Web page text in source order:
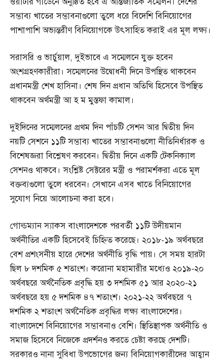
সম্ভাব্য খাতের সম্ভাবনাগুলো তুলে ধরে বিদেশি বিনিয়োগের
পাশাপাশি অভ্যন্তরীণ বিনিয়োগকে উৎসাহিত করাই এর মূল লক্ষ্য।
সরাসরি ও ভার্চুয়াল, দুইভাবে এ সম্মেলনে যুক্ত হবেন
অংশগ্রহণকারীরা। সম্মেলনের উদ্বোধনী দিনে উপস্থিত থাকবেন
প্রধানমন্ত্রী শেখ হাসিনা। শেষ দিন প্রধান অতিথি হিসেবে উপস্থিত
থাকবেন অর্থমন্ত্রী আ হ ম মুস্তফা কামাল।
দুইদিনের সম্মেলনের প্রথম দিন পাঁচটি সেশন আর দ্বিতীয় দিন
নয়টি সেশনে ১১টি সম্ভাব্য খাতের সম্ভাবনাগুলো নীতিনির্ধারক ও
বিশেষজ্ঞরা বিশ্লেষণ করবেন। দ্বিতীয় দিনে একটি টেকনিক্যাল
সেশনও থাকবে। সংশ্লিষ্ট সেক্টরের মন্ত্রী ও পরামর্শকরা এতে মূল
বক্তব্যগুলো তুলে ধরবেন। সেখানে এসব খাতে বিনিয়োগের
সুযোগ নিয়ে আলোচনা করা হবে।
গোল্ডম্যান স্যাকস বাংলাদেশকে পরবর্তী ১১টি উদীয়মান
অর্থনীতির একটি হিসেবেই চিহ্নিত করেছে। ২০১৮-১৯ অর্থবছরে
বেশ প্রশংসনীয় হারে দেশের অর্থনীতি বৃদ্ধি পায়। সে সময় হারটা
ছিল ৮ দশমিক ৫ শতাংশ। করোনা মহামারীর মধ্যেও ২০১৯-২০
অর্থবছরে অর্থনৈতিক প্রবৃদ্ধি হয় ৩ দশমিক ৫১ আর ২০২০-২১
অর্থবছরে হয় ৫ দশমিক ৪৭ শতাংশ। ২০২১-২২ অর্থবছরে ৭
দশমিক ২ শতাংশ অর্থনৈতিক প্রবৃদ্ধির লক্ষ্য বাংলাদেশের।
বাংলাদেশে বিনিয়োগের সম্ভাবনাও বেশি। স্থিতিস্থাপক অর্থনীতি ও
সমাজ হিসেবে নিজেকে প্রদর্শনও করতে চেষ্টা করছে দেশটি।
সরকারও নানা সুবিধা উপভোগের জন্য বিনিয়োগকারীদের আহ্বান